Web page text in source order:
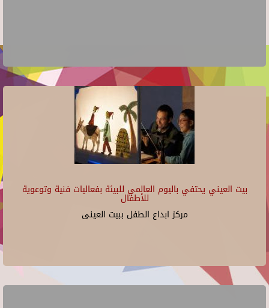
بيت العيني يحتفي باليوم العالمي للبيئة بفعاليات فنية وتوعوية
للأطفال
مركز ابداع الطفل ببيت العينى